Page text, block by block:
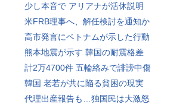
少し本音で アリアナが活休説明
米FRB理事へ、解任検討を通知か
高市発言にベトナムが示した行動
熊本地震が示す 韓国の耐震格差
計2万4700件 五輪絡みで誹謗中傷
韓国 老若が共に陥る貧困の現実
代理出産報告も…独国民は大激怒